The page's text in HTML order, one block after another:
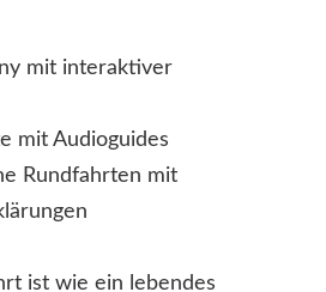
mit interaktiver
mit Audioguides
Rundfahrten mit
ist wie ein lebendes